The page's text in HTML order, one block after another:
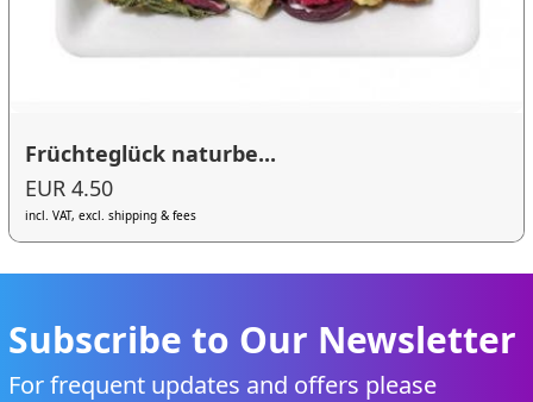
Früchteglück naturbe...
EUR 4.50
incl. VAT, excl. shipping & fees
Subscribe to Our Newsletter
For frequent updates and offers please